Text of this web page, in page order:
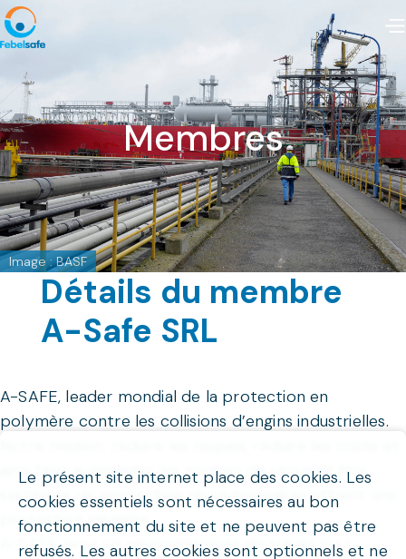
Membres
Image : BASF
Détails du membre
A-Safe SRL
A-SAFE, leader mondial de la protection en
polymère contre les collisions d’engins industrielles.
ainsi faire augmenter les normes de sécurité! Nos
systèmes de protection révolutionnaires offrent une
protection inégalée.
A-SAFE pour un environnement de travail sûr !
Le présent site internet place des cookies. Les
cookies essentiels sont nécessaires au bon
fonctionnement du site et ne peuvent pas être
refusés. Les autres cookies sont optionnels et ne